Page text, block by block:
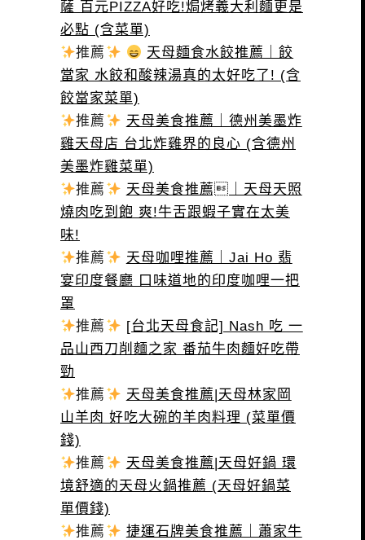
薩 百元PIZZA好吃!焗烤義大利麵更是
必點 (含菜單)
推薦
天母麵食水餃推薦｜餃
當家 水餃和酸辣湯真的太好吃了! (含
餃當家菜單)
推薦
天母美食推薦｜德州美墨炸
雞天母店 台北炸雞界的良心 (含德州
美墨炸雞菜單)
推薦
天母美食推薦｜天母天照
燒肉吃到飽 爽!牛舌跟蝦子實在太美
味!
推薦
天母咖哩推薦｜Jai Ho 翡
宴印度餐廳 口味道地的印度咖哩一把
罩
推薦
[台北天母食記] Nash 吃 一
品山西刀削麵之家 番茄牛肉麵好吃帶
勁
推薦
天母美食推薦|天母林家岡
山羊肉 好吃大碗的羊肉料理 (菜單價
錢)
推薦
天母美食推薦|天母好鍋 環
境舒適的天母火鍋推薦 (天母好鍋菜
單價錢)
推薦
捷運石牌美食推薦｜蕭家牛